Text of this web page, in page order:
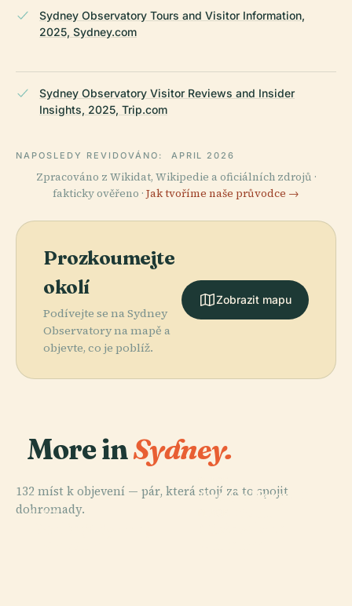
Sydney Observatory Tours and Visitor Information,
2025, Sydney.com
Sydney Observatory Visitor Reviews and Insider
Insights, 2025, Trip.com
NAPOSLEDY REVIDOVÁNO: APRIL 2026
Zpracováno z Wikidat, Wikipedie a oficiálních zdrojů ·
fakticky ověřeno · Jak tvoříme naše průvodce →
Prozkoumejte
okolí
Podívejte se na Sydney
Observatory na mapě a
objevte, co je poblíž.
Zobrazit mapu
More inSydney.
132 míst k objevení — pár, která stojí za to spojit
dohromady.
PLACE
Art Gallery Of
PLACE